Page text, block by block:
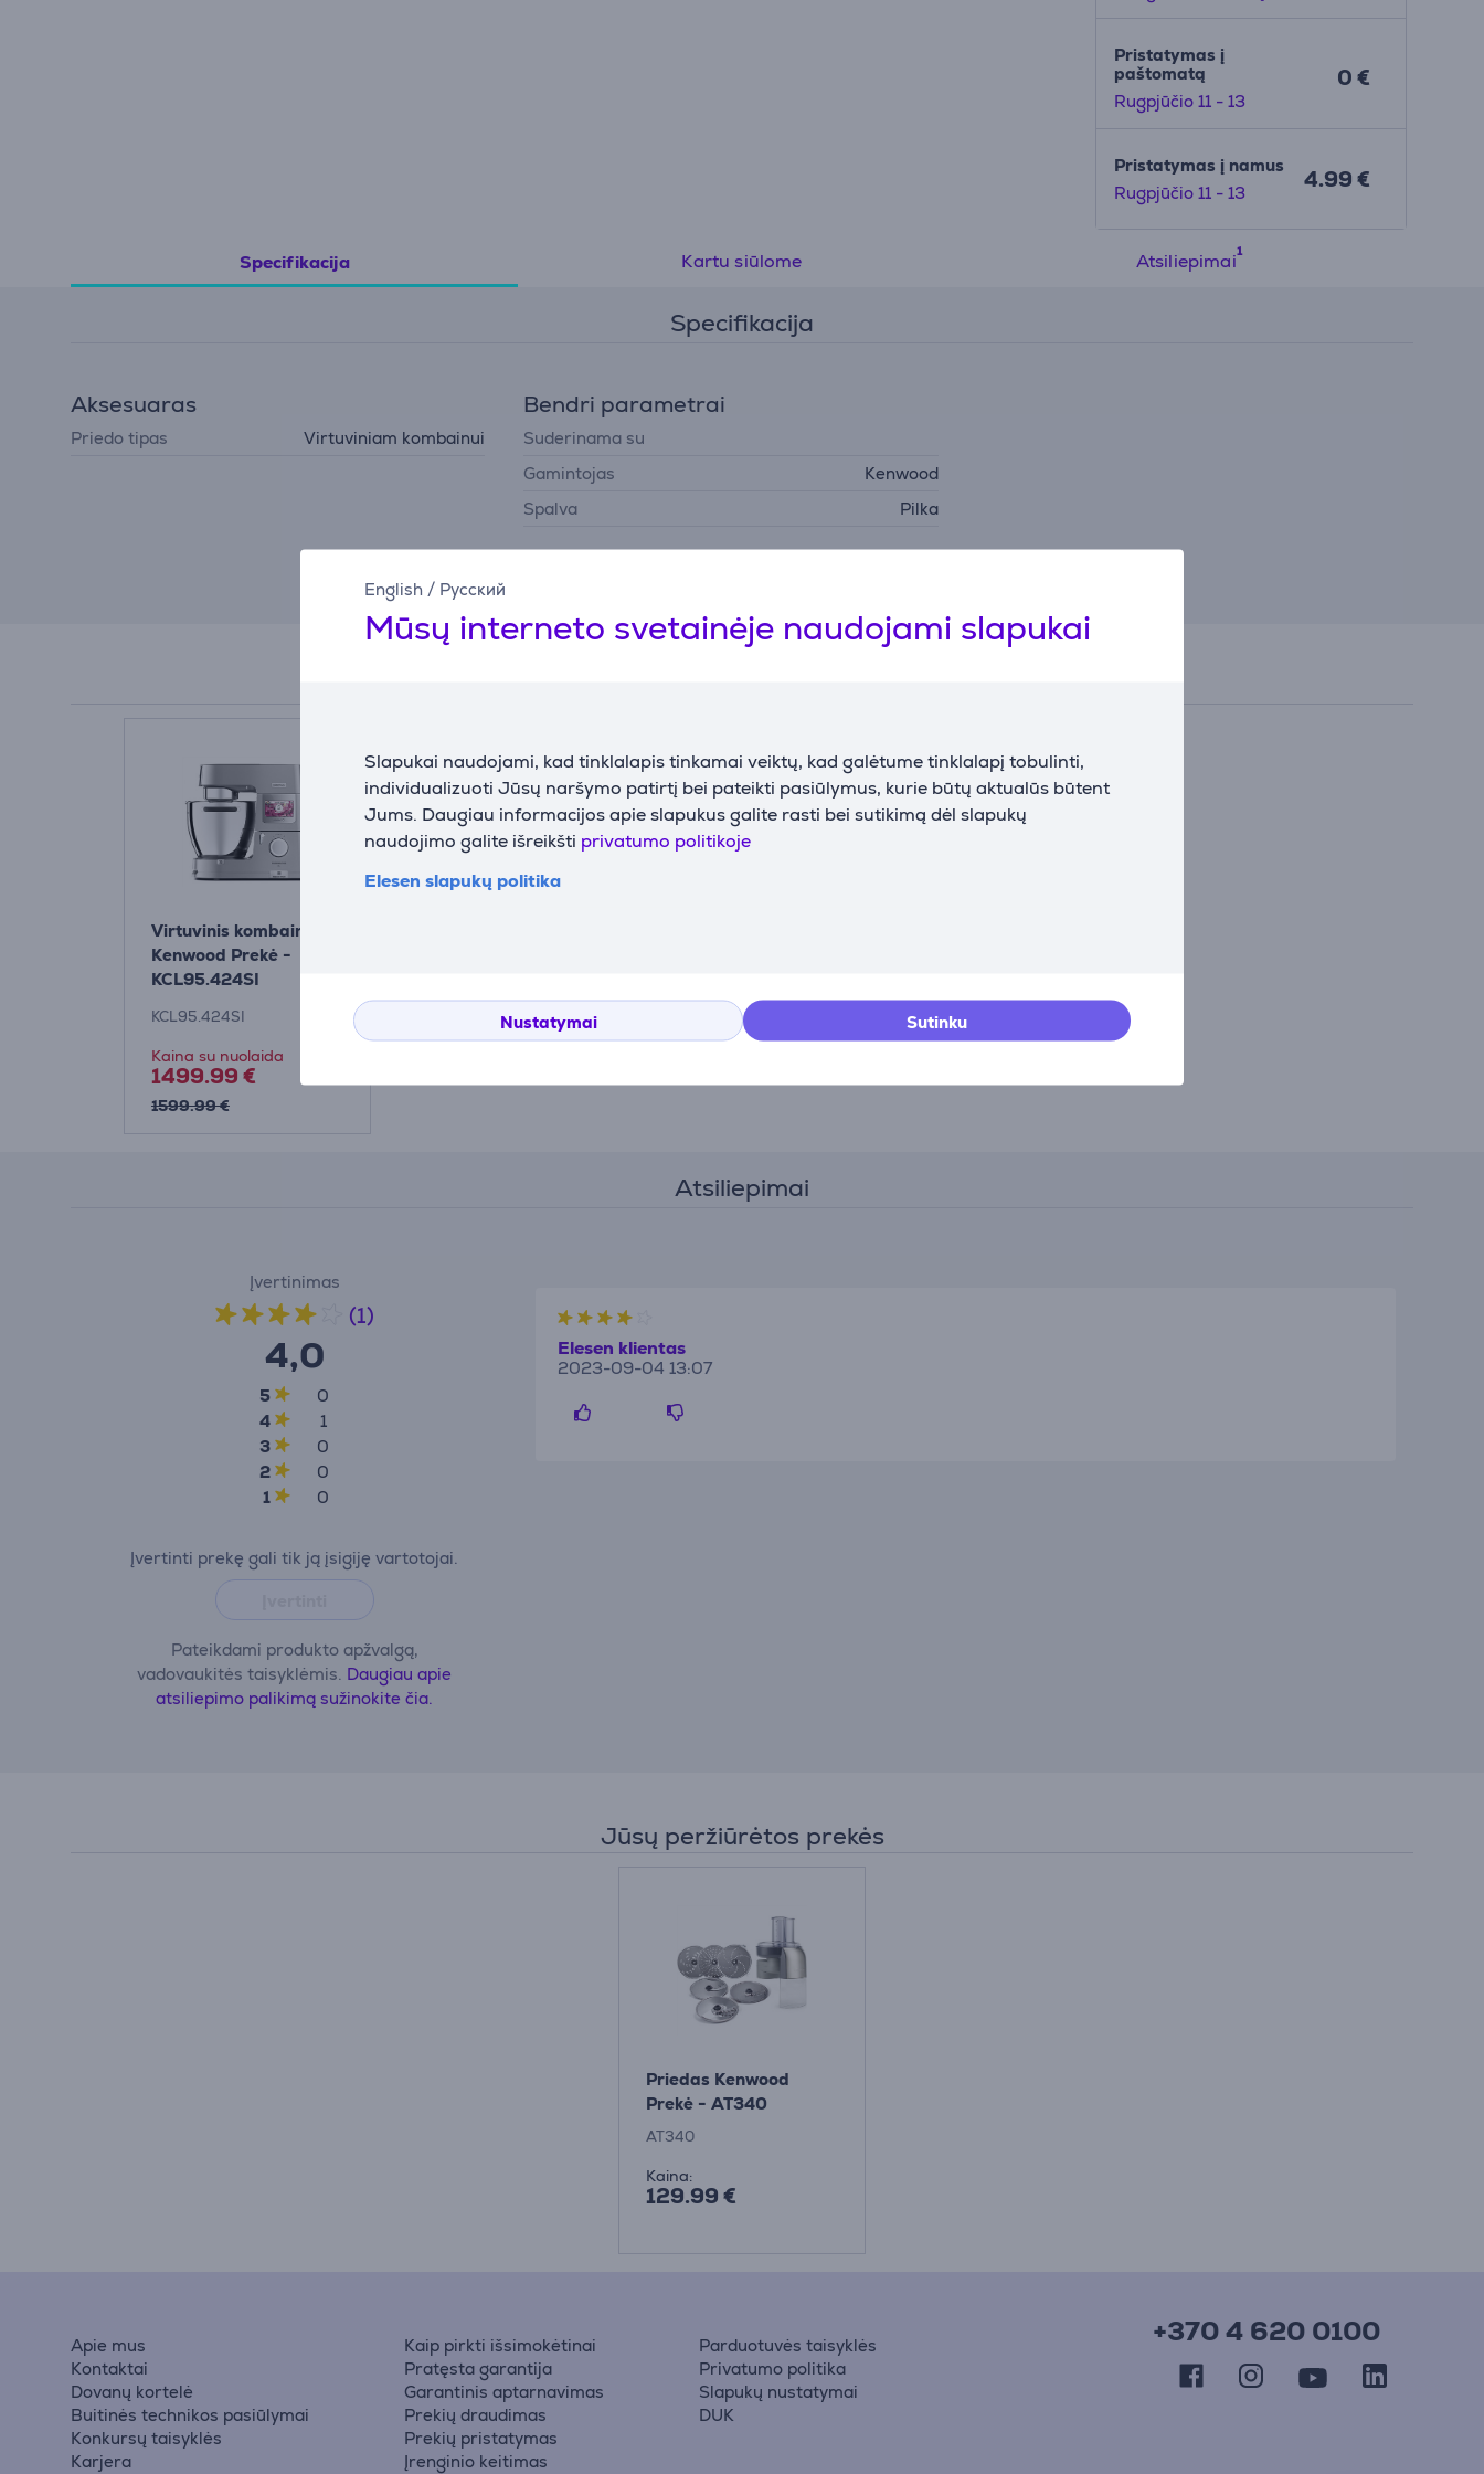
English / Русский
Mūsų interneto svetainėje naudojami slapukai
Slapukai naudojami, kad tinklalapis tinkamai veiktų, kad galėtume tinklalapį tobulinti,
individualizuoti Jūsų naršymo patirtį bei pateikti pasiūlymus, kurie būtų aktualūs būtent
Jums. Daugiau informacijos apie slapukus galite rasti bei sutikimą dėl slapukų
naudojimo galite išreikšti privatumo politikoje
Elesen slapukų politika
Nustatymai Sutinku
Pristatymas į
paštomatą
Rugpjūčio 11 - 13
0 €
Pristatymas į namus
Rugpjūčio 11 - 13
4.99 €
Specifikacija Kartu siūlome Atsiliepimai
Specifikacija
Aksesuaras
Priedo tipas Virtuviniam kombainui
Bendri parametrai
Suderinama su
Gamintojas
Kenwood
Spalva
Pilka
Virtuvinis kombainas
Kenwood Prekė -
KCL95.424SI
KCL95.424SI
Kaina su nuolaida
1499.99 €
1599.99 €
Atsiliepimai
Įvertinimas
(1)
4,0
5
0
4
1
3
0
2
0
1
0
Įvertinti prekę gali tik ją įsigiję vartotojai.
Pateikdami produkto apžvalgą,
vadovaukitės taisyklėmis. Daugiau apie
atsiliepimo palikimą sužinokite čia.
Elesen klientas
2023-09-04 13:07
Jūsų peržiūrėtos prekės
Priedas Kenwood
Prekė - AT340
AT340
Kaina:
129.99 €
Apie mus
Kontaktai
Dovanų kortelė
Buitinės technikos pasiūlymai
Konkursų taisyklės
Karjera
Kaip pirkti išsimokėtinai
Pratęsta garantija
Garantinis aptarnavimas
Prekių draudimas
Prekių pristatymas
Įrenginio keitimas
Parduotuvės taisyklės
Privatumo politika
Slapukų nustatymai
DUK
+370 4 620 0100